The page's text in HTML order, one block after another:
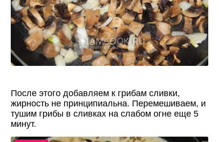
После этого добавляем к грибам сливки,
жирность не принципиальна. Перемешиваем, и
тушим грибы в сливках на слабом огне еще 5
минут.